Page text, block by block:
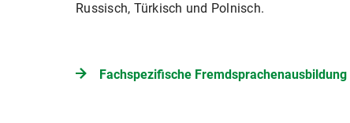
Russisch, Türkisch und Polnisch.
Fachspezifische Fremdsprachenausbildung